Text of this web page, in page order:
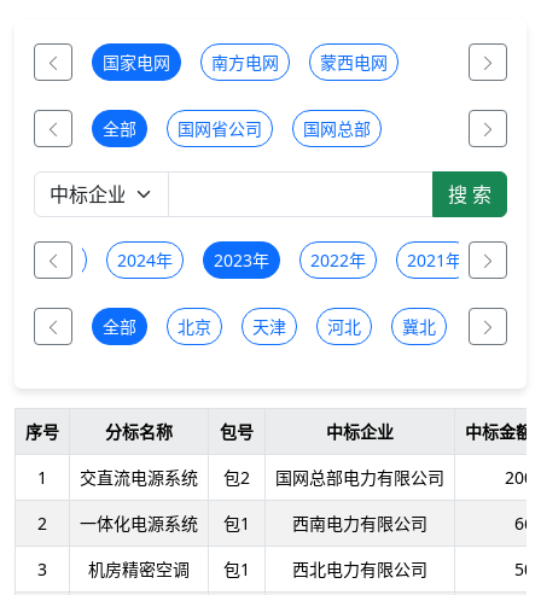
国家电网 南方电网 蒙西电网
全部 国网省公司 国网总部
2025年 2024年 2023年 2022年 2021年
全部 北京 天津 河北 冀北 山西
序号 分标名称 包号 中标企业
中标金额
1
交直流电源系统 包2 国网总部电力有限公司
2
一体化电源系统 包1 西南电力有限公司
66
3
机房精密空调 包1 西北电力有限公司
50